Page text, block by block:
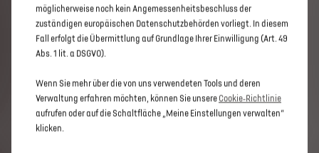
möglicherweise noch kein Angemessenheitsbeschluss der
zuständigen europäischen Datenschutzbehörden vorliegt. In diesem
Fall erfolgt die Übermittlung auf Grundlage Ihrer Einwilligung (Art. 49
Abs. 1 lit. a DSGVO).
Wenn Sie mehr über die von uns verwendeten Tools und deren
Verwaltung erfahren möchten, können Sie unsere Cookie‑Richtlinie
aufrufen oder auf die Schaltfläche „Meine Einstellungen verwalten“
klicken.